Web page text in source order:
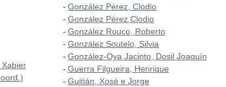
- González Pérez, Clodio
- González Pérez,Clodio
- González Rouco, Roberto
- González Soutelo, Silvia
- González-Oya Jacinto, Dosil Joaquín
- Guerra Filgueira, Henrique
- Guitián, Xosé e Jorge